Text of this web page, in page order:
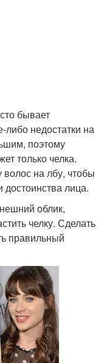
бывает
либо недостатки на
поэтому
только челка.
на лбу, чтобы
достоинства лица.
облик,
челку. Сделать
правильный